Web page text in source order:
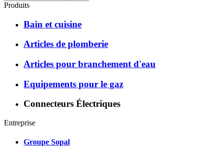
Produits
Bain et cuisine
Articles de plomberie
Articles pour branchement d'eau
Equipements pour le gaz
Connecteurs Électriques
Entreprise
Groupe Sopal